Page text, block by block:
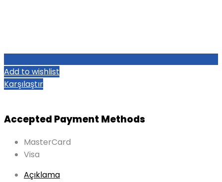
Add to wishlist
Karşılaştır
Accepted Payment Methods
MasterCard
Visa
Açıklama